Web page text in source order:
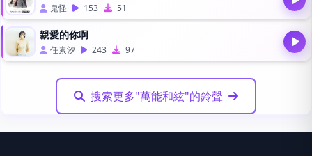
鬼怪 153 51
親愛的你啊
任素汐 243 97
搜索更多"萬能和絃"的鈴聲